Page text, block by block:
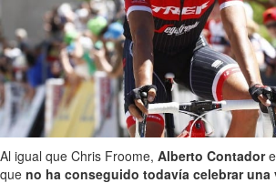
Al igual que Chris Froome, Alberto Contador
que no ha conseguido todavía celebrar una